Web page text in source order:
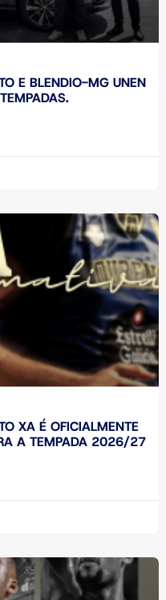
E BLENDIO-MG UNEN
XA É OFICIALMENTE
A TEMPADA 2026/27